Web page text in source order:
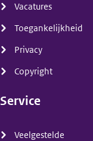
Vacatures
Toegankelijkheid
Privacy
Copyright
Service
Veelgestelde